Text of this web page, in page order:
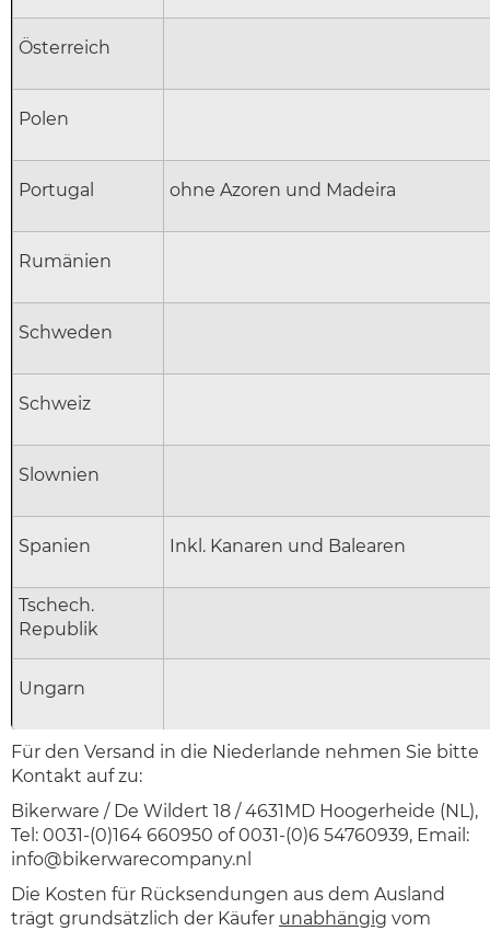
Österreich
Polen
Portugal ohne Azoren und Madeira
Rumänien
Schweden
Schweiz
Slownien
Spanien Inkl. Kanaren und Balearen
Tschech.
Republik
Ungarn
Für den Versand in die Niederlande nehmen Sie bitte
Kontakt auf zu:
Bikerware / De Wildert 18 / 4631MD Hoogerheide (NL),
Tel: 0031-(0)164 660950 of 0031-(0)6 54760939, Email:
info@bikerwarecompany.nl
Die Kosten für Rücksendungen aus dem Ausland
trägt grundsätzlich der Käufer unabhängig vom